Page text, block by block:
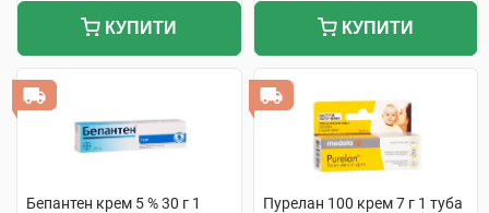
КУПИТИ КУПИТИ
Бепантен крем 5 % 30 г 1
Пурелан 100 крем 7 г 1 туба